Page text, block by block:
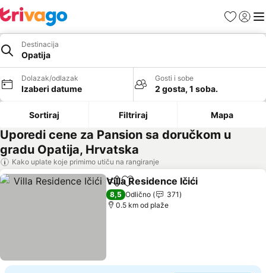
FavoritiPrijavi
Destinacija
Opatija
Dolazak/odlazak
Izaberi datume
Gosti i sobe
2 gosta, 1 soba.
Sortiraj Filtriraj Mapa
Uporedi cene za Pansion sa doručkom u
gradu Opatija, Hrvatska
Kako uplate koje primimo utiču na rangiranje
Deli Dodati u favorite
Villa Residence Ičići
8,5 Odlično
371
0.5 km od plaže